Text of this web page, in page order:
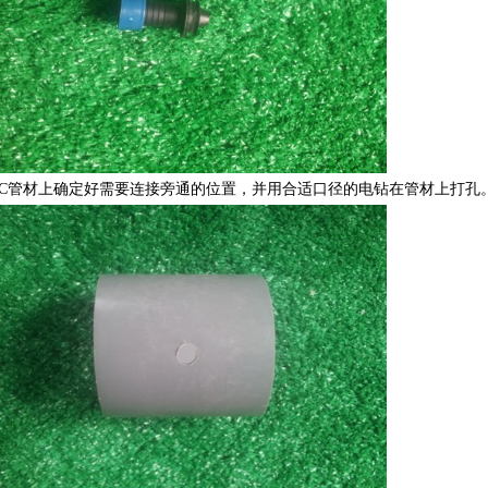
管材上确定好需要连接旁通的位置，并用合适口径的电钻在管材上打孔